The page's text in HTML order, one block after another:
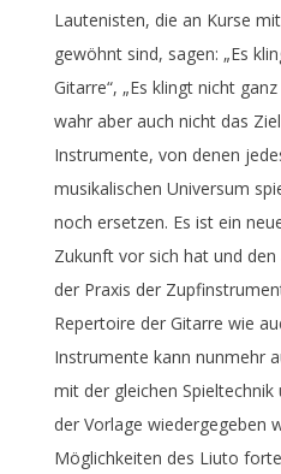
Lautenisten, die an Kurse
gewöhnt sind, sagen: „Es
Gitarre“, „Es klingt nicht
wahr aber auch nicht das
Instrumente, von denen
musikalischen Universum
noch ersetzen. Es ist ein
Zukunft vor sich hat und
der Praxis der
Repertoire der Gitarre wie
Instrumente kann nunmehr
mit der gleichen
der Vorlage wiedergegeben
Möglichkeiten des Liuto